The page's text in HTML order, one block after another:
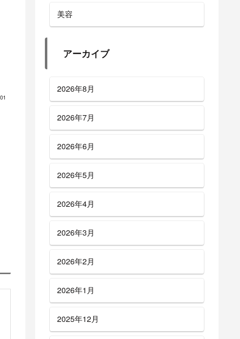
美容
アーカイブ
2026年8月
2026年7月
2026年6月
2026年5月
2026年4月
2026年3月
2026年2月
2026年1月
2025年12月